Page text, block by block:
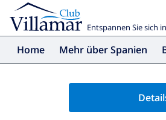
Entspannen Sie sich
Home Mehr über Spanien